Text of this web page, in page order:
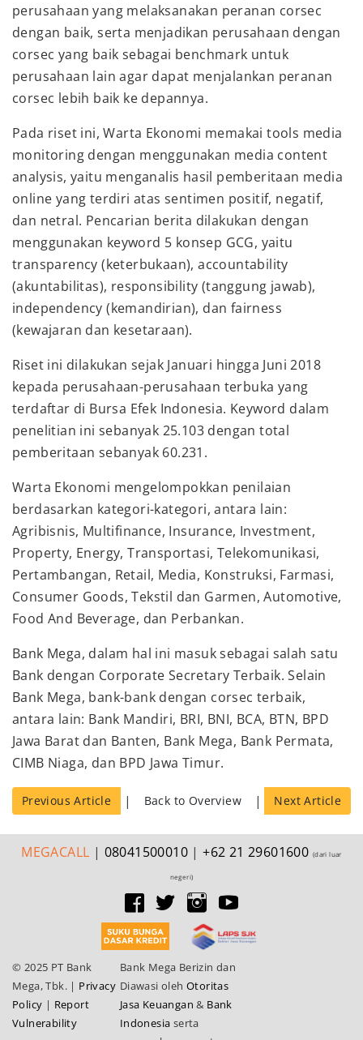
perusahaan yang melaksanakan peranan corsec
dengan baik, serta menjadikan perusahaan dengan
corsec yang baik sebagai benchmark untuk
perusahaan lain agar dapat menjalankan peranan
corsec lebih baik ke depannya.
Pada riset ini, Warta Ekonomi memakai tools media
monitoring dengan menggunakan media content
analysis, yaitu menganalis hasil pemberitaan media
online yang terdiri atas sentimen positif, negatif,
dan netral. Pencarian berita dilakukan dengan
menggunakan keyword 5 konsep GCG, yaitu
transparency (keterbukaan), accountability
(akuntabilitas), responsibility (tanggung jawab),
independency (kemandirian), dan fairness
(kewajaran dan kesetaraan).
Riset ini dilakukan sejak Januari hingga Juni 2018
kepada perusahaan-perusahaan terbuka yang
terdaftar di Bursa Efek Indonesia. Keyword dalam
penelitian ini sebanyak 25.103 dengan total
pemberitaan sebanyak 60.231.
Warta Ekonomi mengelompokkan penilaian
berdasarkan kategori-kategori, antara lain:
Agribisnis, Multifinance, Insurance, Investment,
Property, Energy, Transportasi, Telekomunikasi,
Pertambangan, Retail, Media, Konstruksi, Farmasi,
Consumer Goods, Tekstil dan Garmen, Automotive,
Food And Beverage, dan Perbankan.
Bank Mega, dalam hal ini masuk sebagai salah satu
Bank dengan Corporate Secretary Terbaik. Selain
Bank Mega, bank-bank dengan corsec terbaik,
antara lain: Bank Mandiri, BRI, BNI, BCA, BTN, BPD
Jawa Barat dan Banten, Bank Mega, Bank Permata,
CIMB Niaga, dan BPD Jawa Timur.
Previous Article | Back to Overview | Next Article
MEGACALL | 08041500010 |+62 21 29601600 (dari luar
negeri)
© 2025 PT Bank
Mega, Tbk. | Privacy
Policy | Report
Vulnerability
Bank Mega Berizin dan
Diawasi oleh Otoritas
Jasa Keuangan & Bank
Indonesia serta